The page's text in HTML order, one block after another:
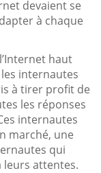
devaient se
à chaque
haut
internautes
à tirer profit de
les réponses
internautes
marché, une
qui
leurs attentes.